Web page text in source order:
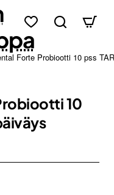
Forte Probiootti 10 pss
10